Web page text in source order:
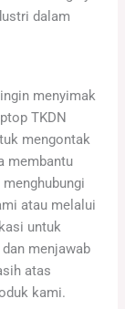
dalam
menyimak
TKDN
mengontak
membantu
atau melalui
untuk
menjawab
atas
kami.